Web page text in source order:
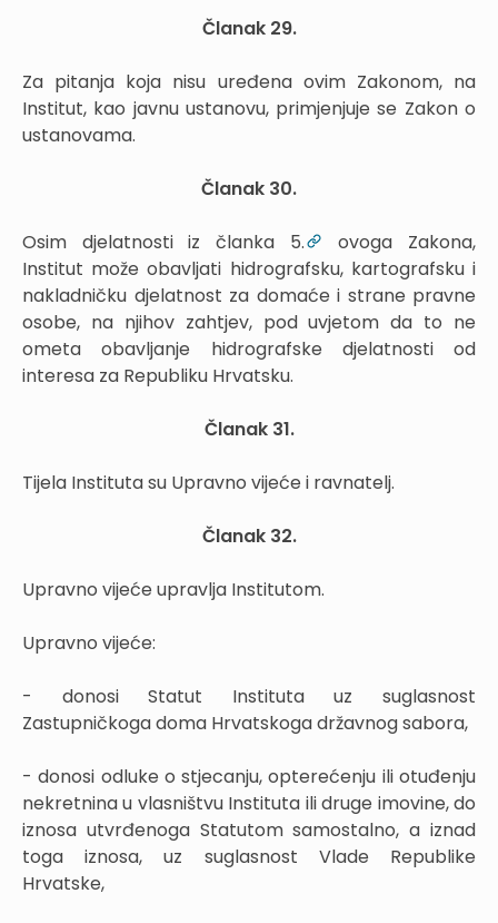
Članak 29.
Za pitanja koja nisu uređena ovim Zakonom, na
Institut, kao javnu ustanovu, primjenjuje se Zakon o
ustanovama.
Članak 30.
Osim djelatnosti iz članka 5.
ovoga Zakona,
Institut može obavljati hidrografsku, kartografsku i
nakladničku djelatnost za domaće i strane pravne
osobe, na njihov zahtjev, pod uvjetom da to ne
ometa obavljanje hidrografske djelatnosti od
interesa za Republiku Hrvatsku.
Članak 31.
Tijela Instituta su Upravno vijeće i ravnatelj.
Članak 32.
Upravno vijeće upravlja Institutom.
Upravno vijeće:
- donosi Statut Instituta uz suglasnost
Zastupničkoga doma Hrvatskoga državnog sabora,
- donosi odluke o stjecanju, opterećenju ili otuđenju
nekretnina u vlasništvu Instituta ili druge imovine, do
iznosa utvrđenoga Statutom samostalno, a iznad
toga iznosa, uz suglasnost Vlade Republike
Hrvatske,